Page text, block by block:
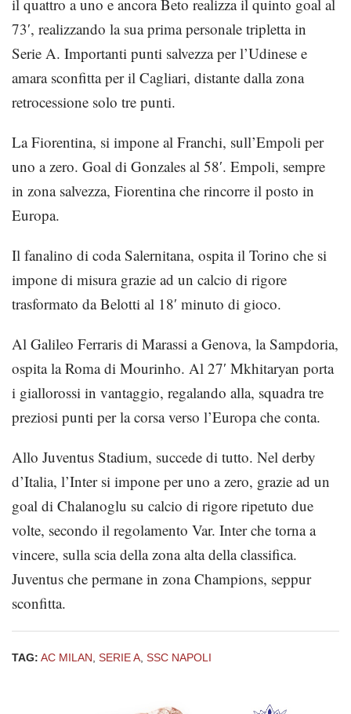
il quattro a uno e ancora Beto realizza il quinto goal al
73′, realizzando la sua prima personale tripletta in
Serie A. Importanti punti salvezza per l’Udinese e
amara sconfitta per il Cagliari, distante dalla zona
retrocessione solo tre punti.
La Fiorentina, si impone al Franchi, sull’Empoli per
uno a zero. Goal di Gonzales al 58′. Empoli, sempre
in zona salvezza, Fiorentina che rincorre il posto in
Europa.
Il fanalino di coda Salernitana, ospita il Torino che si
impone di misura grazie ad un calcio di rigore
trasformato da Belotti al 18′ minuto di gioco.
Al Galileo Ferraris di Marassi a Genova, la Sampdoria,
ospita la Roma di Mourinho. Al 27′ Mkhitaryan porta
i giallorossi in vantaggio, regalando alla, squadra tre
preziosi punti per la corsa verso l’Europa che conta.
Allo Juventus Stadium, succede di tutto. Nel derby
d’Italia, l’Inter si impone per uno a zero, grazie ad un
goal di Chalanoglu su calcio di rigore ripetuto due
volte, secondo il regolamento Var. Inter che torna a
vincere, sulla scia della zona alta della classifica.
Juventus che permane in zona Champions, seppur
sconfitta.
TAG: AC MILAN, SERIE A, SSC NAPOLI